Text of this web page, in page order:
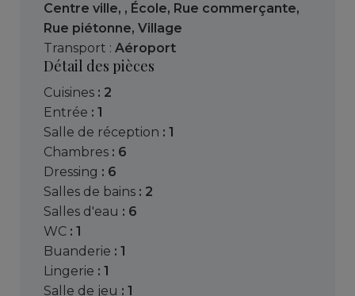
Centre ville, , École, Rue commerçante,
Rue piétonne, Village
Transport : Aéroport
Détail des pièces
cuisines : 2
entrée : 1
salle de réception : 1
chambres : 6
dressing : 6
salles de bains : 2
salles d'eau : 6
WC : 1
buanderie : 1
lingerie : 1
salle de jeu : 1